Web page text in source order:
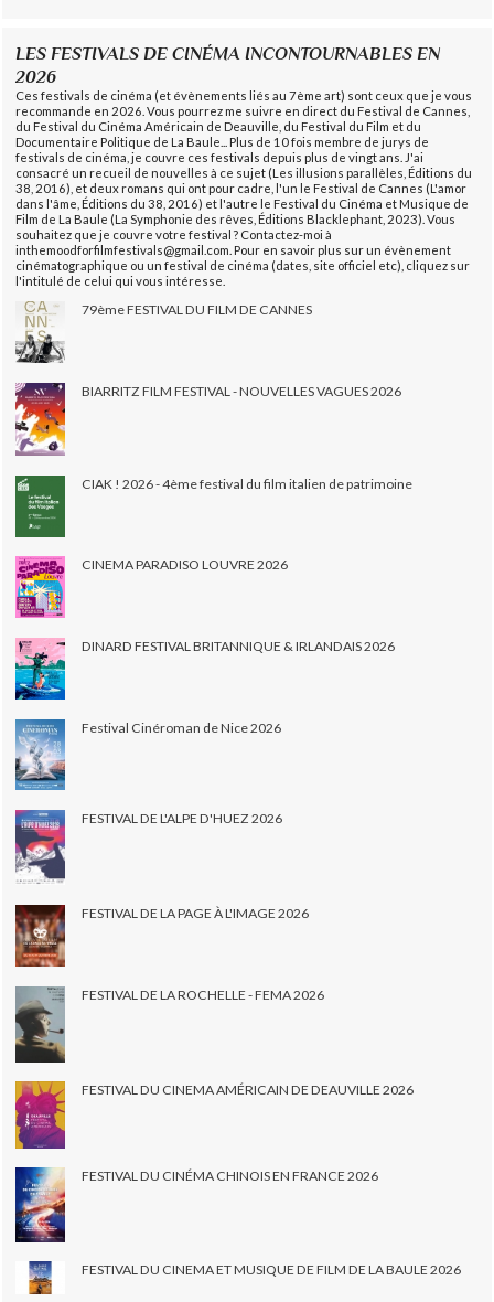
LES FESTIVALS DE CINÉMA INCONTOURNABLES EN
2026
Ces festivals de cinéma (et évènements liés au 7ème art) sont ceux que je vous
recommande en 2026. Vous pourrez me suivre en direct du Festival de Cannes,
du Festival du Cinéma Américain de Deauville, du Festival du Film et du
Documentaire Politique de La Baule... Plus de 10 fois membre de jurys de
festivals de cinéma, je couvre ces festivals depuis plus de vingt ans. J'ai
consacré un recueil de nouvelles à ce sujet (Les illusions parallèles, Éditions du
38, 2016), et deux romans qui ont pour cadre, l'un le Festival de Cannes (L'amor
dans l'âme, Éditions du 38, 2016) et l'autre le Festival du Cinéma et Musique de
Film de La Baule (La Symphonie des rêves, Éditions Blacklephant, 2023). Vous
souhaitez que je couvre votre festival ? Contactez-moi à
inthemoodforfilmfestivals@gmail.com. Pour en savoir plus sur un évènement
cinématographique ou un festival de cinéma (dates, site officiel etc), cliquez sur
l'intitulé de celui qui vous intéresse.
79ème FESTIVAL DU FILM DE CANNES
BIARRITZ FILM FESTIVAL - NOUVELLES VAGUES 2026
CIAK ! 2026 - 4ème festival du film italien de patrimoine
CINEMA PARADISO LOUVRE 2026
DINARD FESTIVAL BRITANNIQUE & IRLANDAIS 2026
Festival Cinéroman de Nice 2026
FESTIVAL DE L'ALPE D'HUEZ 2026
FESTIVAL DE LA PAGE À L'IMAGE 2026
FESTIVAL DE LA ROCHELLE - FEMA 2026
FESTIVAL DU CINEMA AMÉRICAIN DE DEAUVILLE 2026
FESTIVAL DU CINÉMA CHINOIS EN FRANCE 2026
FESTIVAL DU CINEMA ET MUSIQUE DE FILM DE LA BAULE 2026